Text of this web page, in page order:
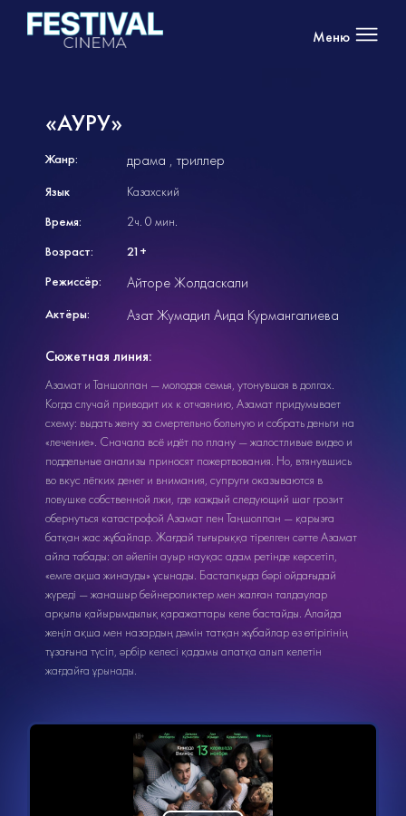
Меню
«АУРУ»
Жанр: драма триллер
Язык
Казахский
Время:
2ч. 0 мин.
Возраст:
21+
Режиссёр:
Айторе Жолдаскали
Актёры: Азат Жумадил Аида Курмангалиева
Сюжетная линия:
Азамат и Таншолпан — молодая семья, утонувшая в долгах.
Когда случай приводит их к отчаянию, Азамат придумывает
схему: выдать жену за смертельно больную и собрать деньги на
«лечение». Сначала всё идёт по плану — жалостливые видео и
поддельные анализы приносят пожертвования. Но, втянувшись
во вкус лёгких денег и внимания, супруги оказываются в
ловушке собственной лжи, где каждый следующий шаг грозит
обернуться катастрофой Азамат пен Таңшолпан — қарызға
батқан жас жұбайлар. Жағдай тығырыққа тірелген сәтте Азамат
айла табады: ол әйелін ауыр науқас адам ретінде көрсетіп,
«емге ақша жинауды» ұсынады. Бастапқыда бәрі ойдағыдай
жүреді — жанашыр бейнероликтер мен жалған талдаулар
арқылы қайырымдылық қаражаттары келе бастайды. Алайда
жеңіл ақша мен назардың дәмін татқан жұбайлар өз өтірігінің
тұзағына түсіп, әрбір келесі қадамы апатқа алып келетін
жағдайға ұрынады.